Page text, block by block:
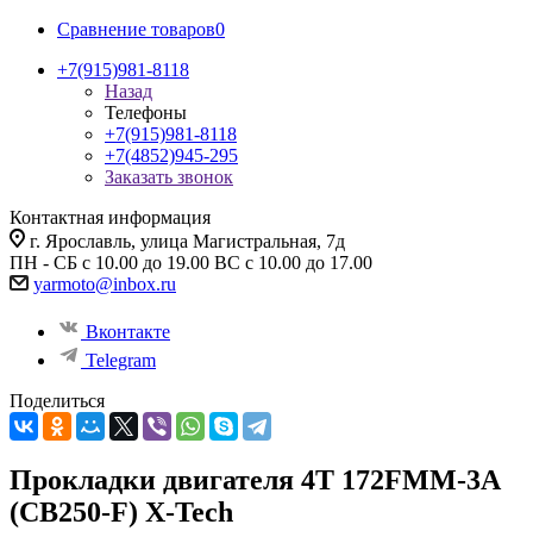
Сравнение товаров0
+7(915)981-8118
Назад
Телефоны
+7(915)981-8118
+7(4852)945-295
Заказать звонок
Контактная информация
г. Ярославль, улица Магистральная, 7д
ПН - СБ с 10.00 до 19.00 ВС с 10.00 до 17.00
yarmoto@inbox.ru
Вконтакте
Telegram
Поделиться
Прокладки двигателя 4Т 172FMM-3A
(CB250-F) X-Tech